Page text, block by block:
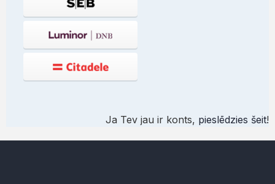
Ja Tev jau ir konts, pieslēdzies šeit!